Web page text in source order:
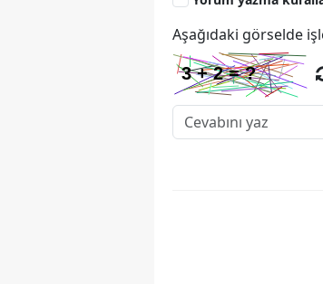
Aşağıdaki görselde